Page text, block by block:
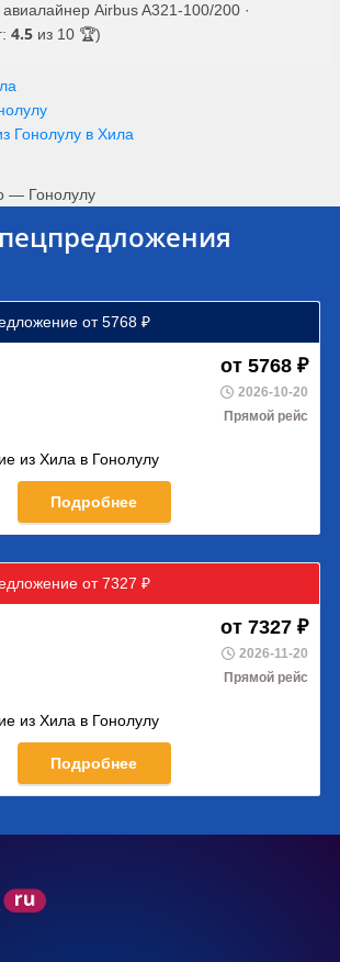
авиалайнер Airbus A321-100/200 ·
4.5 из 10 🏆)
Гонолулу в Хила
от 5768 ₽
от 5768 ₽
2026-10-20
Прямой рейс
из Хила в Гонолулу
Подробнее
от 7327 ₽
от 7327 ₽
2026-11-20
Прямой рейс
из Хила в Гонолулу
Подробнее